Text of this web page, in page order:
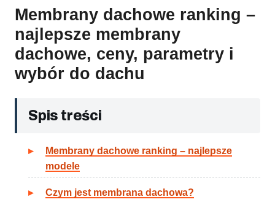
Membrany dachowe ranking –
najlepsze membrany
dachowe, ceny, parametry i
wybór do dachu
Spis treści
Membrany dachowe ranking – najlepsze
modele
Czym jest membrana dachowa?